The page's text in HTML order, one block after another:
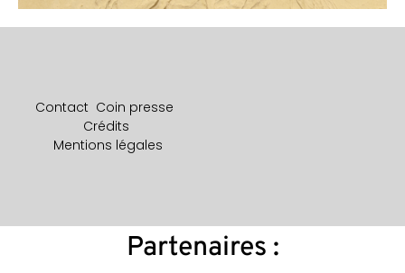
Contact Coin presse
Crédits
Mentions légales
Partenaires :